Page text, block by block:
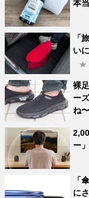
本
「
い
★
裸
ー
ね〜
ー
「
に